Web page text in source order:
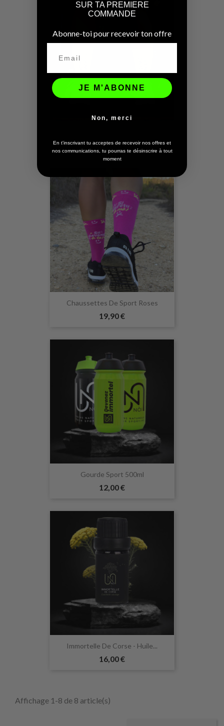
19,90 €
Chaussettes De Sport Roses
19,90 €
Gourde Sport 500ml
12,00 €
Immortelle De Corse - Huile...
16,00 €
Affichage 1-8 de 8 article(s)
SUR TA PREMIERE
COMMANDE
Abonne-toi pour recevoir ton offre
JE M'ABONNE
Non, merci
En t'inscrivant tu acceptes de recevoir nos offres et
nos communications, tu pourras te désinscrire à tout
moment